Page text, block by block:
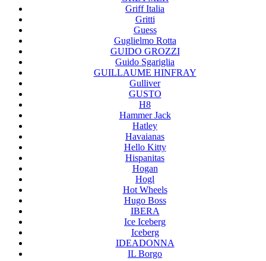
Griff Italia
Gritti
Guess
Guglielmo Rotta
GUIDO GROZZI
Guido Sgariglia
GUILLAUME HINFRAY
Gulliver
GUSTO
H8
Hammer Jack
Hatley
Havaianas
Hello Kitty
Hispanitas
Hogan
Hogl
Hot Wheels
Hugo Boss
IBERA
Ice Iceberg
Iceberg
IDEADONNA
IL Borgo